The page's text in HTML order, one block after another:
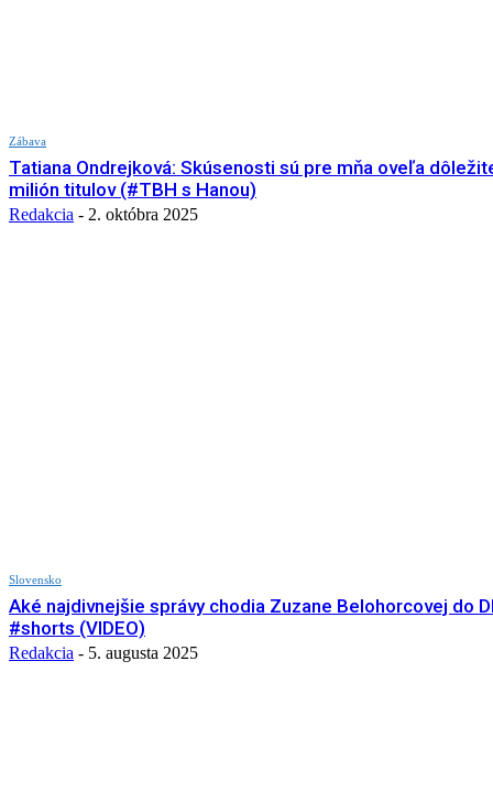
Zábava
Tatiana Ondrejková: Skúsenosti sú pre mňa oveľa
milión titulov (#TBH s Hanou)
Redakcia - 2. októbra 2025
Slovensko
Aké najdivnejšie správy chodia Zuzane Belohorcovej do
#shorts (VIDEO)
Redakcia - 5. augusta 2025